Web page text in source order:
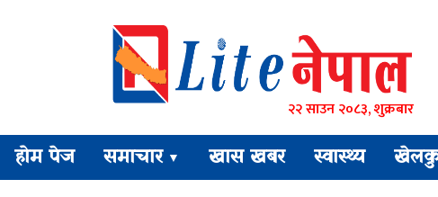
२२ साउन २०८३, शुक्रबार
होम पेज समाचार ▼ खास खबर स्वास्थ्य